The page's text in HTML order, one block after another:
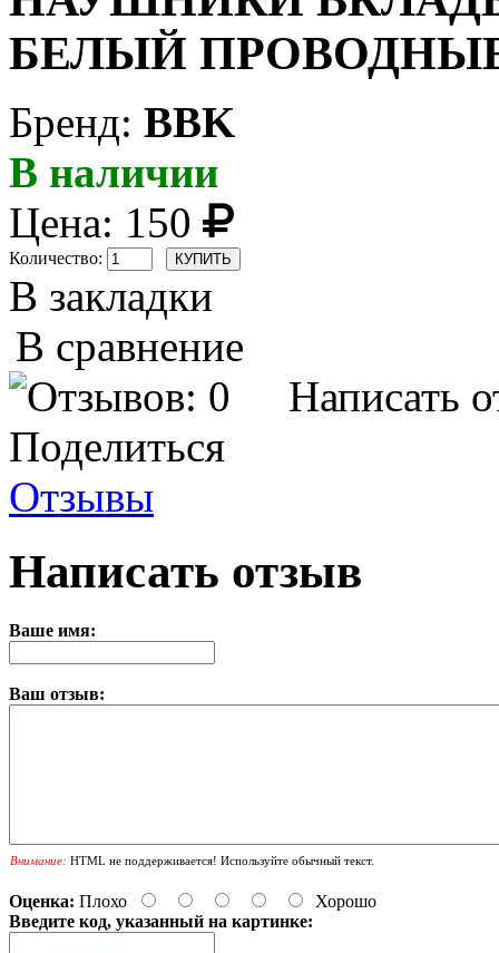
БЕЛЫЙ
Бренд: BBK
В наличии
Цена: 150
Количество:
В закладки
В сравнение
Написать
Поделиться
Отзывы
Написать отзыв
Ваше имя:
Ваш отзыв:
Внимание: HTML не поддерживается! Используйте обычный текст.
Оценка: Плохо
Хорошо
Введите код, указанный на картинке: